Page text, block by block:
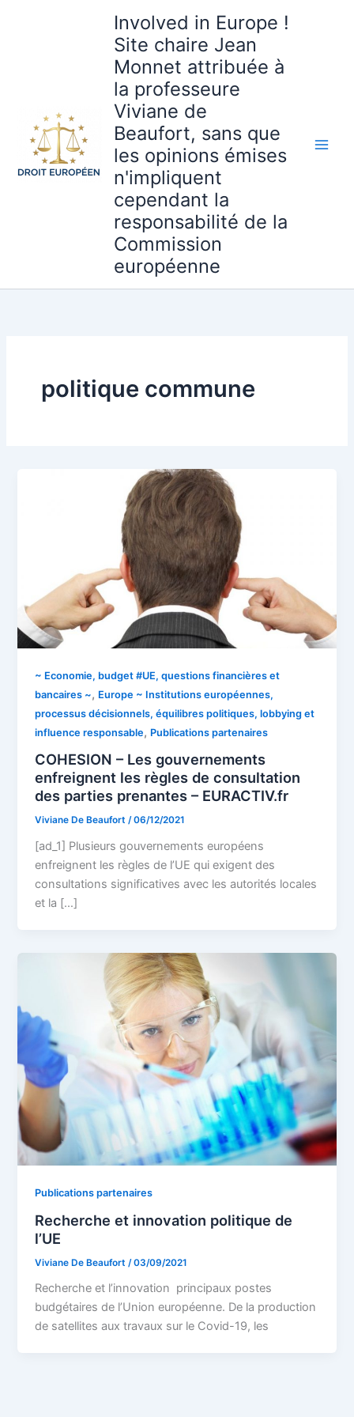
Involved in Europe !
Site chaire Jean
Monnet attribuée à
la professeure
Viviane de
Beaufort, sans que
les opinions émises
n'impliquent
cependant la
responsabilité de la
Commission
européenne
politique commune
~ Economie, budget #UE, questions financières et
bancaires ~, Europe ~ Institutions européennes,
processus décisionnels, équilibres politiques, lobbying et
influence responsable, Publications partenaires
COHESION – Les gouvernements
enfreignent les règles de consultation
des parties prenantes – EURACTIV.fr
Viviane De Beaufort/06/12/2021
[ad_1] Plusieurs gouvernements européens
enfreignent les règles de l’UE qui exigent des
consultations significatives avec les autorités locales
et la […]
Publications partenaires
Recherche et innovation politique de
l’UE
Viviane De Beaufort /03/09/2021
Recherche et l’innovation principaux postes
budgétaires de l’Union européenne. De la production
de satellites aux travaux sur le Covid-19, les